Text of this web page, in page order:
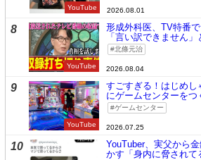
YouTube 2026.08.01
8
YouTube
形成外科医、TV特番
「言い訳できません」
北條元治
2026.08.04
9
YouTube
すごすぎる！はじめし
にゲームセンターをつ
ゲームセンター
2026.07.25
10
YouTuber、実父から
かす「身内に脅されて